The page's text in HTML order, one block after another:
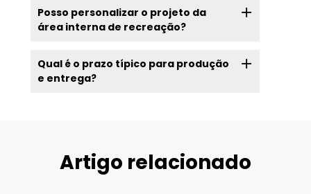
Posso personalizar o projeto da
área interna de recreação?
Qual é o prazo típico para produção
e entrega?
Artigo relacionado